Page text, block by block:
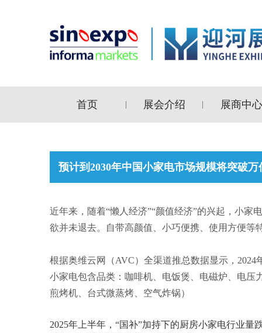
首页 展会介绍 展商中心
预计到2030年中国小家电市场规模将突破
近年来，随着“懒人经济”“颜值经济”的兴起，小
欲并未退去。自带高颜值、小巧便携、使用方便等
根据奥维云网（AVC）全渠道推总数据显示，
小家电包含品类：咖啡机、电饭煲、电磁炉、电
煎烤机、台式微蒸烤、空气炸锅）
2025年上半年，“国补”加持下的厨房小家电行业